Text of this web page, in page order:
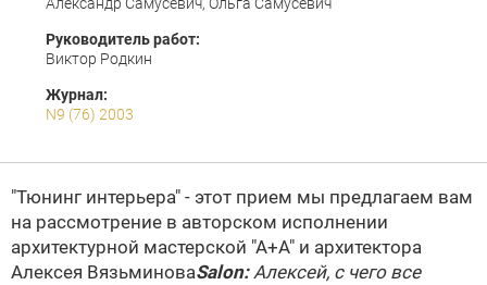
Руководитель работ:
Виктор Родкин
Журнал:
N9 (76) 2003
"Тюнинг интерьера" - этот прием мы предлагаем вам
на рассмотрение в авторском исполнении
архитектурной мастерской "А+А" и архитектора
Алексея ВязьминоваSalon:Алексей, с чего все